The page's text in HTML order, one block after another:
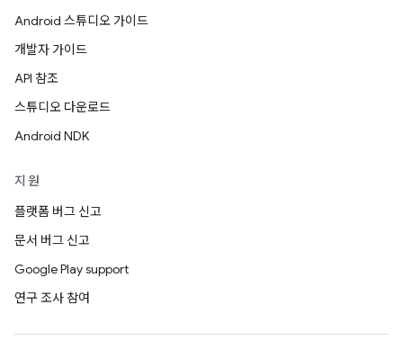
Android 스튜디오 가이드
개발자 가이드
API 참조
스튜디오 다운로드
Android NDK
지원
플랫폼 버그 신고
문서 버그 신고
Google Play support
연구 조사 참여